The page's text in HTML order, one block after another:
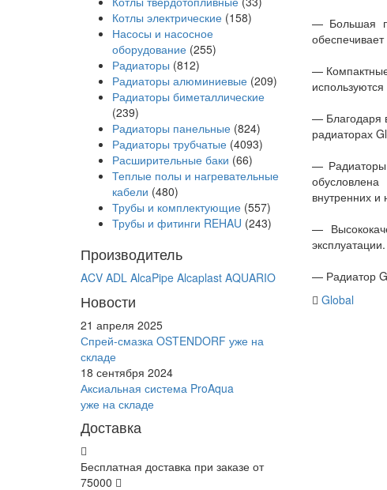
— Большая
—
— Благодаря
радиаторах
— Радиаторы
внутренних
—
эксплуатации.
— Радиатор
Global
Котлы электрические (158)
Насосы и насосное
оборудование (255)
Радиаторы (812)
Радиаторы алюминиевые (209)
Радиаторы биметаллические
(239)
Радиаторы панельные (824)
Радиаторы трубчатые (4093)
Расширительные баки (66)
Теплые полы и нагревательные
кабели (480)
Трубы и комплектующие (557)
Трубы и фитинги REHAU (243)
Производитель
ACV ADL AlcaPipe Alcaplast AQUARIO
Новости
21 апреля 2025
Спрей-смазка OSTENDORF уже на
складе
18 сентября 2024
Аксиальная система ProAqua
уже на складе
Доставка
Бесплатная доставка при заказе от
75000